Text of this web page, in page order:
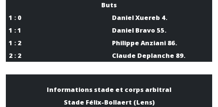
Buts
1 : 0
Daniel Xuereb 4.
1 : 1
Daniel Bravo 55.
1 : 2
Philippe Anziani 86.
2 : 2
Claude Deplanche 89.
Informations stade et corps arbitral
Stade Félix-Bollaert (Lens)